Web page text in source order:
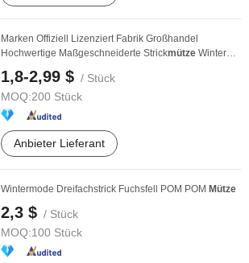
Marken Offiziell Lizenziert Fabrik Großhandel
Hochwertige Maßgeschneiderte Strickmütze Winter
1,8-2,99 $ / Stück
MOQ:200 Stück
Anbieter Lieferant
Wintermode Dreifachstrick Fuchsfell POM POM Mütze
2,3 $ / Stück
MOQ:100 Stück